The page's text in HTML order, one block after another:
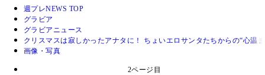
週プレNEWS TOP
グラビア
グラビアニュース
クリスマスは寂しかったアナタに！ ちょいエロサンタたちからの“心温
画像・写真
2ページ目